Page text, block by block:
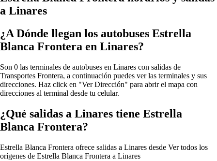
a Linares
¿A Dónde llegan los autobuses Estrella
Blanca Frontera en Linares?
Son 0 las terminales de autobuses en Linares con salidas de
Transportes Frontera, a continuación puedes ver las terminales y sus
direcciones. Haz click en "Ver Dirección" para abrir el mapa con
direcciones al terminal desde tu celular.
¿Qué salidas a Linares tiene Estrella
Blanca Frontera?
Estrella Blanca Frontera ofrece salidas a Linares desde Ver todos los
orígenes de Estrella Blanca Frontera a Linares